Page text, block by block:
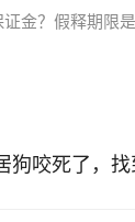
金？假释期限
狗咬死了，